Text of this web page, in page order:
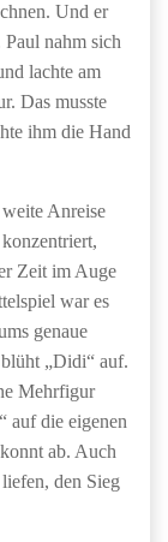
Und er
Paul nahm sich
lachte am
Das musste
ihm die Hand
Anreise
Zeit im Auge
war es
genaue
„Didi“ auf.
Mehrfigur
auf die eigenen
ab. Auch
den Sieg